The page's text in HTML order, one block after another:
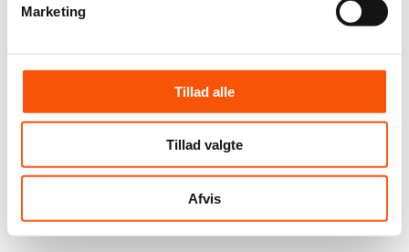
Marketing
Tillad alle
Tillad valgte
Afvis